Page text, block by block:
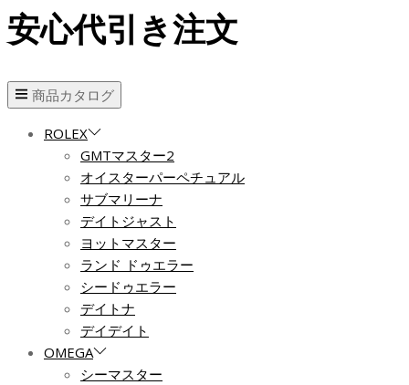
安心代引き注文
商品カタログ
ROLEX
GMTマスター2
オイスターパーペチュアル
サブマリーナ
デイトジャスト
ヨットマスター
ランド ドゥエラー
シードゥエラー
デイトナ
デイデイト
OMEGA
シーマスター